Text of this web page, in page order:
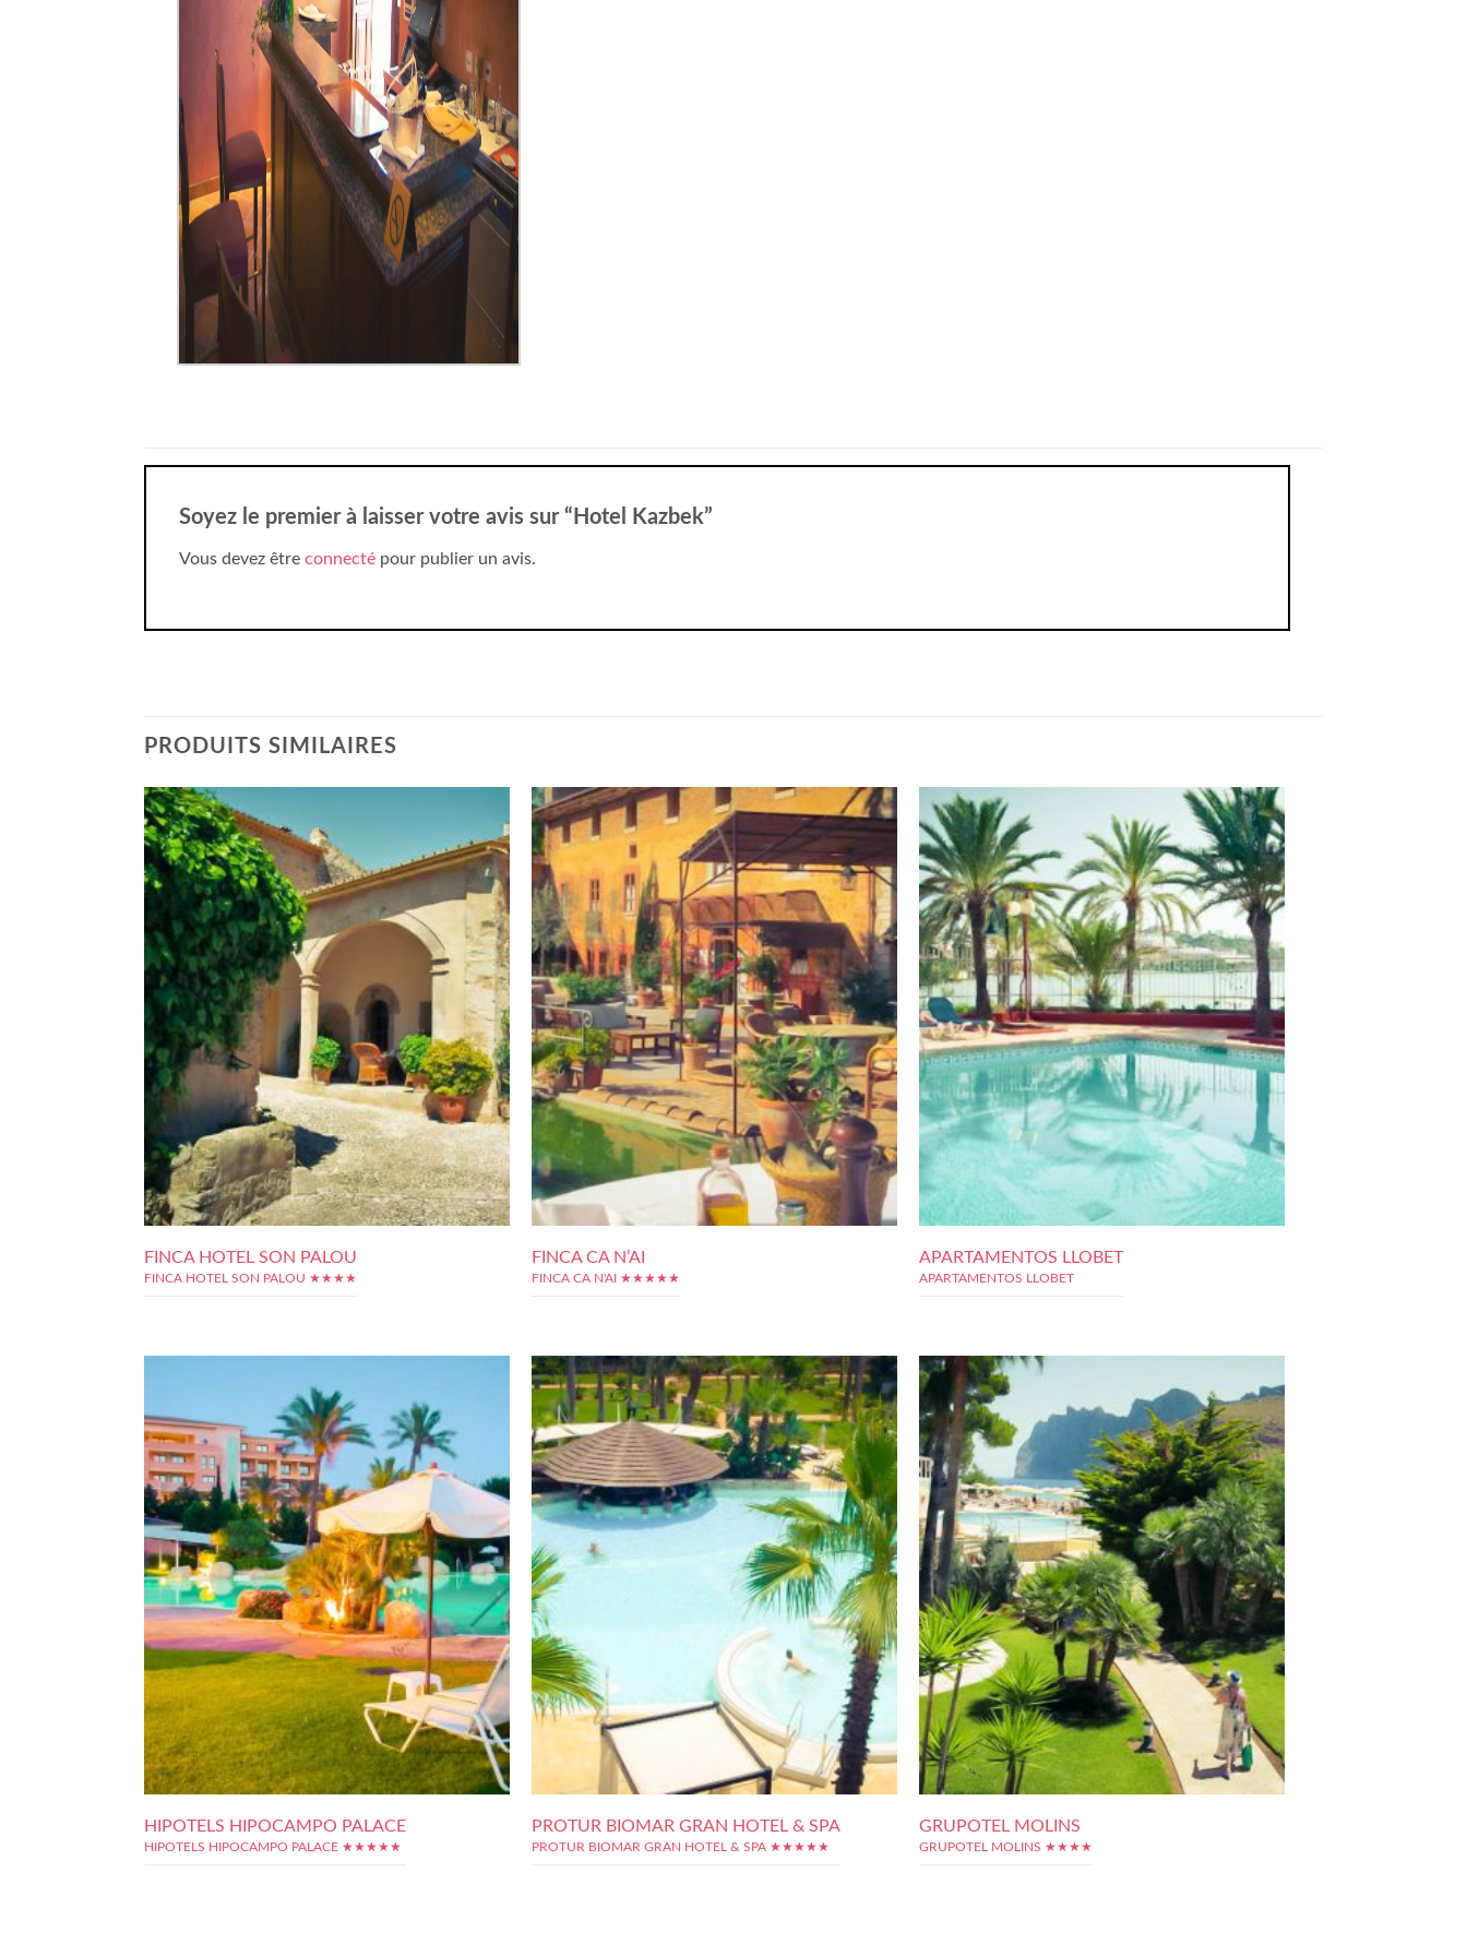
Soyez le premier à laisser votre avis sur “Hotel Kazbek”
Vous devez être connecté pour publier un avis.
PRODUITS SIMILAIRES
FINCA HOTEL SON PALOU
FINCA HOTEL SON PALOU ★★★★
FINCA CA N’AI
FINCA CA N'AI ★★★★★
APARTAMENTOS LLOBET
APARTAMENTOS LLOBET
HIPOTELS HIPOCAMPO PALACE
HIPOTELS HIPOCAMPO PALACE ★★★★★
PROTUR BIOMAR GRAN HOTEL & SPA
PROTUR BIOMAR GRAN HOTEL & SPA ★★★★★
GRUPOTEL MOLINS
GRUPOTEL MOLINS ★★★★